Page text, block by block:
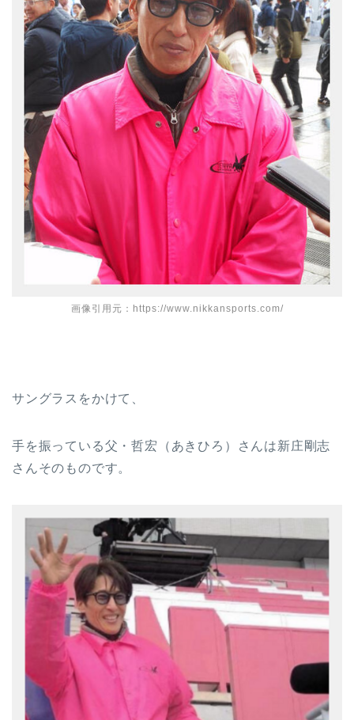
画像引用元：https://www.nikkansports.com/
サングラスをかけて、
手を振っている父・哲宏（あきひろ）さんは新庄剛志
さんそのものです。